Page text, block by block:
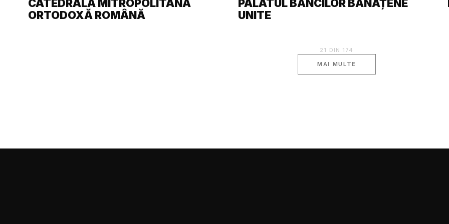
CATEDRALA MITROPOLITANĂ
ORTODOXĂ ROMÂNĂ
PALATUL BĂNCILOR BĂNĂȚENE
UNITE
21 DIN 174
MAI MULTE